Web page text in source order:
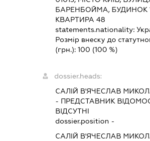
БАРЕНБОЙМА, БУДИНОК
КВАРТИРА 48
statements.nationality:
Розмір внеску до
(грн.): 100 (100 %)
dossier.heads:
САЛІЙ В'ЯЧЕСЛАВ
- ПРЕДСТАВНИК
ВІДСУТНІ
dossier.position -
САЛІЙ В'ЯЧЕСЛАВ